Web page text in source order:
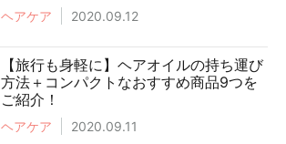
ヘアケア 2020.09.12
【旅行も身軽に】ヘアオイルの持ち運び
方法＋コンパクトなおすすめ商品9つを
ご紹介！
ヘアケア 2020.09.11